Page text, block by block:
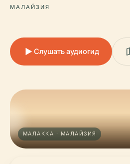
МАЛАЙЗИЯ
Слушать аудиогид
МАЛАККА · МАЛАЙЗИЯ